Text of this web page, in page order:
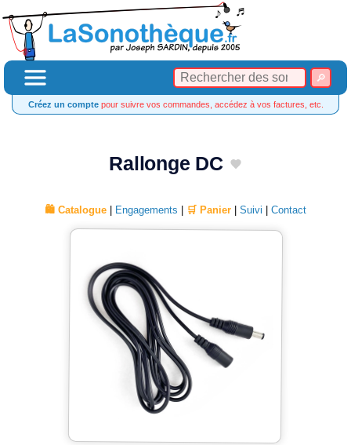
Créez un comptepour suivre vos commandes, accédez à vos factures, etc.
Rallonge DC
🛍️ Catalogue Engagements 🛒 Panier Suivi Contact